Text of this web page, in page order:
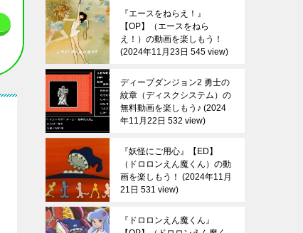
『エースをねらえ！』
【OP】（エースをねら
え！）の動画を楽しもう！
2024年11月23日 545 view
ディープダンジョン2 勇士の
紋章（ディスクシステム）の
無料動画を楽しもう♪ 2024
年11月22日 532 view
『妖怪にご用心』【ED】
（ドロロンえん魔くん）の動
画を楽しもう！
2024年11月
21日 531 view
『ドロロンえん魔くん』